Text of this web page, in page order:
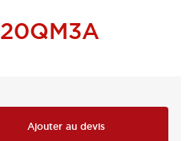
Ajouter au devis